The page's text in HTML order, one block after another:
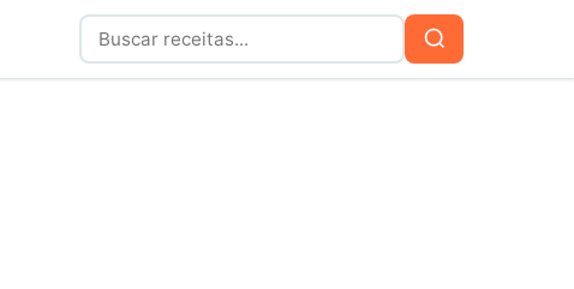
Buscar
por:
Buscar